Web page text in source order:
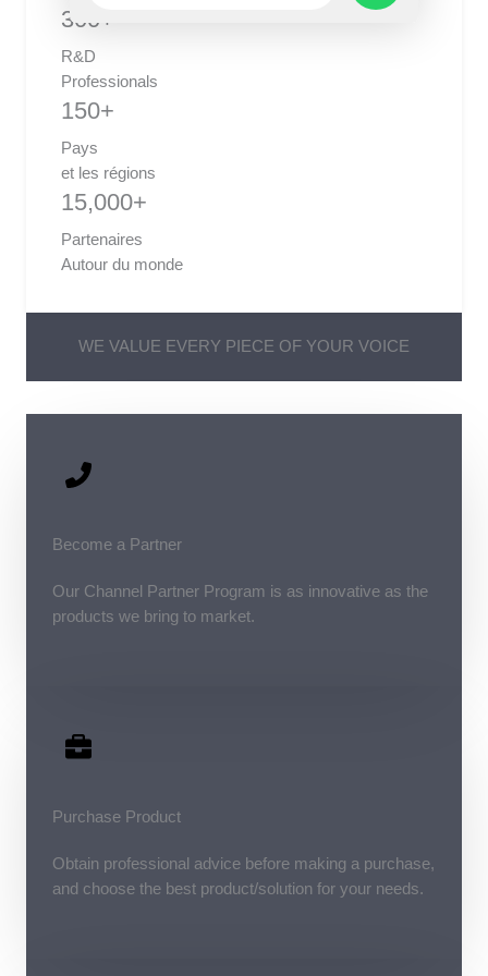
300+
R&D
Professionals
150+
Pays
et les régions
15,000+
Partenaires
Autour du monde
WE VALUE EVERY PIECE OF YOUR VOICE
Become a Partner
Our Channel Partner Program is as innovative as the
products we bring to market.
Purchase Product
Obtain professional advice before making a purchase,
and choose the best product/solution for your needs.